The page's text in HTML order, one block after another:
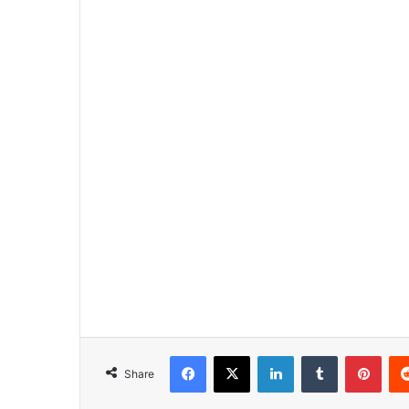
Share
Facebook
X LinkedInTumblr